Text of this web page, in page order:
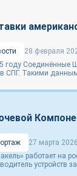
28 февраля
году Соединённые
СПГ. Такими
27 марта 2026
работает на
устройств